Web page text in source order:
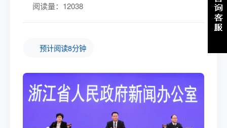
阅读量：12038
预计阅读8分钟